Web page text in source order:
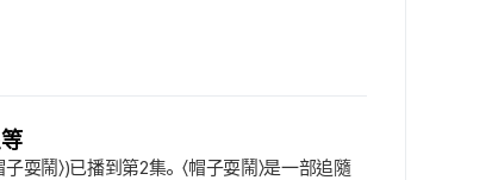
鬧〉)已播到第2集。〈帽子耍鬧〉是一部追隨